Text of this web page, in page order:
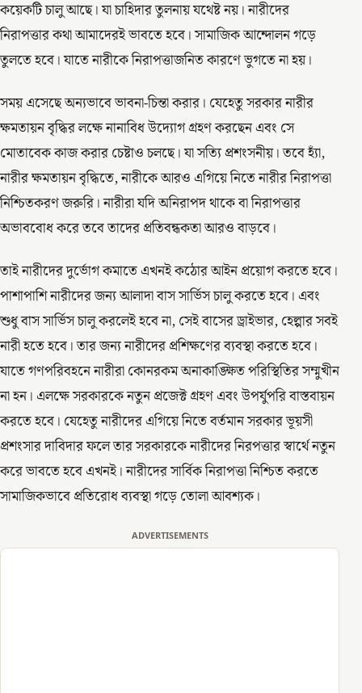
কয়েকটি চালু আছে। যা চাহিদার তুলনায় যথেষ্ট নয়। নারীদের
নিরাপত্তার কথা আমাদেরই ভাবতে হবে। সামাজিক আন্দোলন গড়ে
তুলতে হবে। যাতে নারীকে নিরাপত্তাজনিত কারণে ভুগতে না হয়।
সময় এসেছে অন্যভাবে ভাবনা-চিন্তা করার। যেহেতু সরকার নারীর
ক্ষমতায়ন বৃদ্ধির লক্ষে নানাবিধ উদ্যোগ গ্রহণ করছেন এবং সে
মোতাবেক কাজ করার চেষ্টাও চলছে। যা সত্যি প্রশংসনীয়। তবে হ্যাঁ,
নারীর ক্ষমতায়ন বৃদ্ধিতে, নারীকে আরও এগিয়ে নিতে নারীর নিরাপত্তা
নিশ্চিতকরণ জরুরি। নারীরা যদি অনিরাপদ থাকে বা নিরাপত্তার
অভাববোধ করে তবে তাদের প্রতিবন্ধকতা আরও বাড়বে।
তাই নারীদের দুর্ভোগ কমাতে এখনই কঠোর আইন প্রয়োগ করতে হবে।
পাশাপাশি নারীদের জন্য আলাদা বাস সার্ভিস চালু করতে হবে। এবং
শুধু বাস সার্ভিস চালু করলেই হবে না, সেই বাসের ড্রাইভার, হেল্পার সবই
নারী হতে হবে। তার জন্য নারীদের প্রশিক্ষণের ব্যবস্থা করতে হবে।
যাতে গণপরিবহনে নারীরা কোনরকম অনাকাঙ্ক্ষিত পরিস্থিতির সম্মুখীন
না হন। এলক্ষে সরকারকে নতুন প্রজেক্ট গ্রহণ এবং উপর্যুপরি বাস্তবায়ন
করতে হবে। যেহেতু নারীদের এগিয়ে নিতে বর্তমান সরকার ভূয়সী
প্রশংসার দাবিদার ফলে তার সরকারকে নারীদের নিরপত্তার স্বার্থে নতুন
করে ভাবতে হবে এখনই। নারীদের সার্বিক নিরাপত্তা নিশ্চিত করতে
সামাজিকভাবে প্রতিরোধ ব্যবস্থা গড়ে তোলা আবশ্যক।
ADVERTISEMENTS